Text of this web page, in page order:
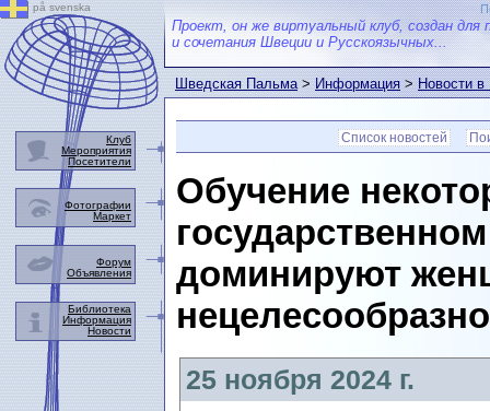
Проект, он же виртуальный клуб, создан для
и сочетания Швеции и Русскоязычных...
Шведская Пальма>Информация>Новости
Список новостей
Обучение
доминируют
25 ноября 2024 г.
på svenska
Клуб
Мероприятия
Посетители
Фотографии
Маркет
Форум
Объявления
Библиотека
Информация
Новости